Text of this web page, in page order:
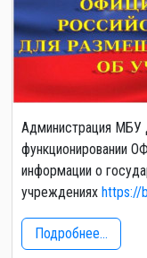
Администрация
функционировании
информации о
учреждениях https://
Подробнее...